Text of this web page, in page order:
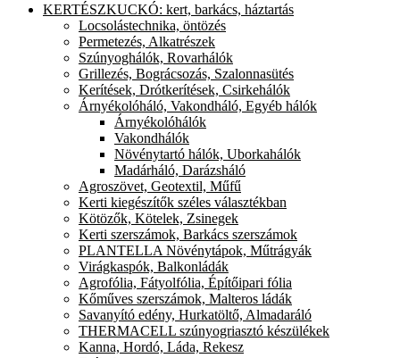
KERTÉSZKUCKÓ: kert, barkács, háztartás
Locsolástechnika, öntözés
Permetezés, Alkatrészek
Szúnyoghálók, Rovarhálók
Grillezés, Bográcsozás, Szalonnasütés
Kerítések, Drótkerítések, Csirkehálók
Árnyékolóháló, Vakondháló, Egyéb hálók
Árnyékolóhálók
Vakondhálók
Növénytartó hálók, Uborkahálók
Madárháló, Darázsháló
Agroszövet, Geotextil, Műfű
Kerti kiegészítők széles választékban
Kötözők, Kötelek, Zsinegek
Kerti szerszámok, Barkács szerszámok
PLANTELLA Növénytápok, Műtrágyák
Virágkaspók, Balkonládák
Agrofólia, Fátyolfólia, Építőipari fólia
Kőműves szerszámok, Malteros ládák
Savanyító edény, Hurkatöltő, Almadaráló
THERMACELL szúnyogriasztó készülékek
Kanna, Hordó, Láda, Rekesz